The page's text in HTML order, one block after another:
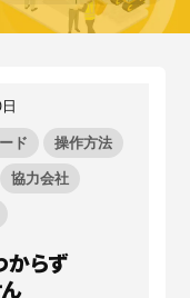
をICTでスマートに
ビスサイトを見る
量を「見える化」して
に特化したCO₂排出量
可視化が可能な新しい
ド 操作方法
協力会社
からず